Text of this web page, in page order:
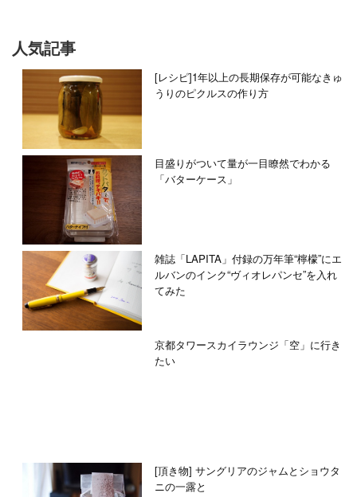
人気記事
[レシピ]1年以上の長期保存が可能なきゅ
うりのピクルスの作り方
目盛りがついて量が一目瞭然でわかる
「バターケース」
雑誌「LAPITA」付録の万年筆“檸檬”にエ
ルバンのインク“ヴィオレパンセ”を入れ
てみた
京都タワースカイラウンジ「空」に行き
たい
[頂き物] サングリアのジャムとショウタ
ニの一露と